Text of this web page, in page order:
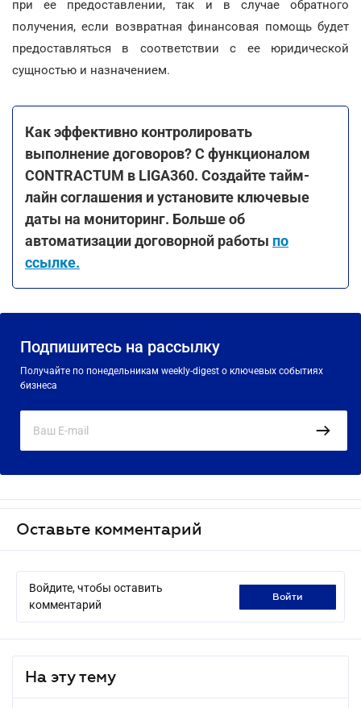
при ее предоставлении, так и в случае обратного
получения, если возвратная финансовая помощь будет
предоставляться в соответствии с ее юридической
сущностью и назначением.
Как эффективно контролировать
выполнение договоров? С функционалом
CONTRACTUM в LIGA360. Создайте тайм-
лайн соглашения и установите ключевые
даты на мониторинг. Больше об
автоматизации договорной работы по
ссылке.
Подпишитесь на рассылку
Получайте по понедельникам weekly-digest о ключевых событиях
бизнеса
Оставьте комментарий
Войдите, чтобы оставить
комментарий
войти
На эту тему